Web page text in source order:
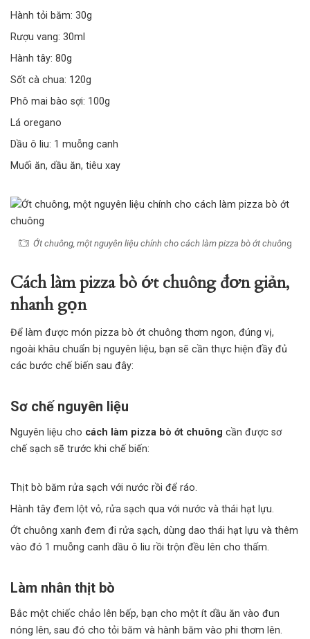
Hành tỏi băm: 30g
Rượu vang: 30ml
Hành tây: 80g
Sốt cà chua: 120g
Phô mai bào sợi: 100g
Lá oregano
Dầu ô liu: 1 muỗng canh
Muối ăn, dầu ăn, tiêu xay
Ớt chuông, một nguyên liệu chính cho cách làm pizza bò ớt chuông
Cách làm pizza bò ớt chuông đơn giản,
nhanh gọn
Để làm được món pizza bò ớt chuông thơm ngon, đúng vị,
ngoài khâu chuẩn bị nguyên liệu, bạn sẽ cần thực hiện đầy đủ
các bước chế biến sau đây:
Sơ chế nguyên liệu
Nguyên liệu cho cách làm pizza bò ớt chuông cần được sơ
chế sạch sẽ trước khi chế biến:
Thịt bò băm rửa sạch với nước rồi để ráo.
Hành tây đem lột vỏ, rửa sạch qua với nước và thái hạt lựu.
Ớt chuông xanh đem đi rửa sạch, dùng dao thái hạt lựu và thêm
vào đó 1 muỗng canh dầu ô liu rồi trộn đều lên cho thấm.
Làm nhân thịt bò
Bắc một chiếc chảo lên bếp, bạn cho một ít dầu ăn vào đun
nóng lên, sau đó cho tỏi băm và hành băm vào phi thơm lên.